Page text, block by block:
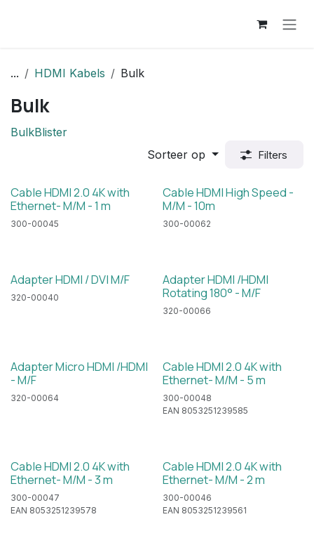
... HDMI Kabels Bulk
Bulk
BulkBlister
Sorteer op
Filters
Cable HDMI 2.0 4K with
Ethernet- M/M - 1 m
300-00045
Cable HDMI High Speed -
M/M - 10m
300-00062
Adapter HDMI / DVI M/F
320-00040
Adapter HDMI /HDMI
Rotating 180° - M/F
320-00066
Adapter Micro HDMI /HDMI
- M/F
320-00064
Cable HDMI 2.0 4K with
Ethernet- M/M - 5 m
300-00048
EAN 8053251239585
Cable HDMI 2.0 4K with
Ethernet- M/M - 3 m
300-00047
EAN 8053251239578
Cable HDMI 2.0 4K with
Ethernet- M/M - 2 m
300-00046
EAN 8053251239561